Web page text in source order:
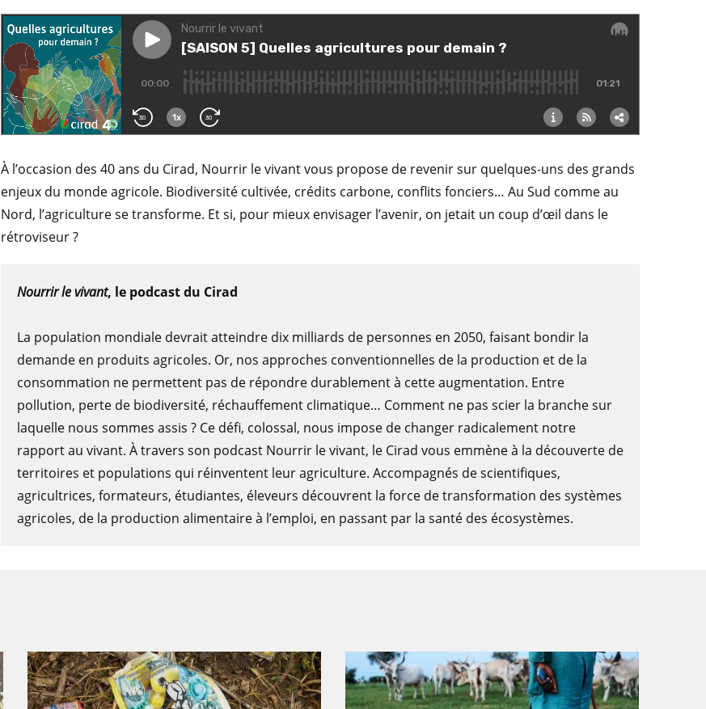
À l’occasion des 40 ans du Cirad, Nourrir le vivant vous propose de revenir sur quelques-uns des grands
enjeux du monde agricole. Biodiversité cultivée, crédits carbone, conflits fonciers… Au Sud comme au
Nord, l’agriculture se transforme. Et si, pour mieux envisager l’avenir, on jetait un coup d’œil dans le
rétroviseur ?
Nourrir le vivant, le podcast du Cirad
La population mondiale devrait atteindre dix milliards de personnes en 2050, faisant bondir la
demande en produits agricoles. Or, nos approches conventionnelles de la production et de la
consommation ne permettent pas de répondre durablement à cette augmentation. Entre
pollution, perte de biodiversité, réchauffement climatique… Comment ne pas scier la branche sur
laquelle nous sommes assis ? Ce défi, colossal, nous impose de changer radicalement notre
rapport au vivant. À travers son podcast Nourrir le vivant, le Cirad vous emmène à la découverte de
territoires et populations qui réinventent leur agriculture. Accompagnés de scientifiques,
agricultrices, formateurs, étudiantes, éleveurs découvrent la force de transformation des systèmes
agricoles, de la production alimentaire à l’emploi, en passant par la santé des écosystèmes.